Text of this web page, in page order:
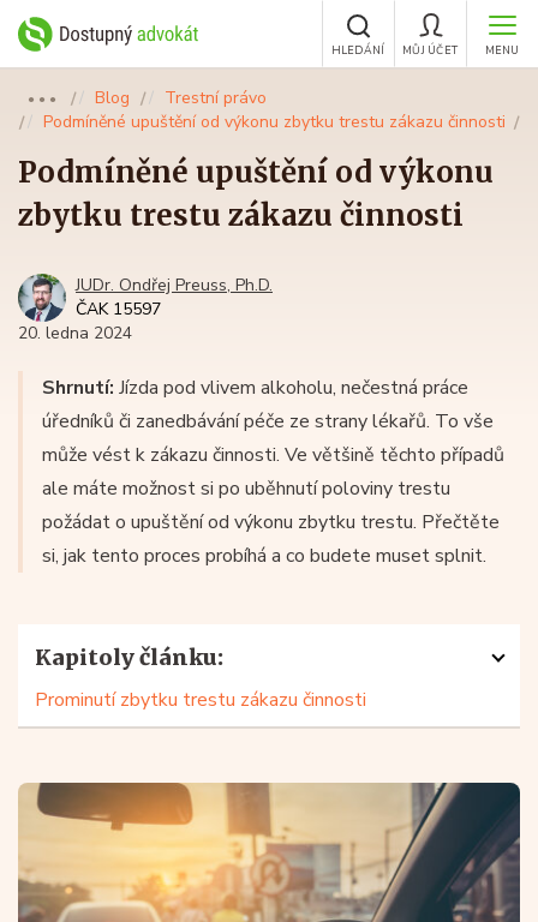
MENU
MŮJ ÚČET
HLEDÁNÍ
●●● Blog
Trestní právo
Podmíněné upuštění od výkonu zbytku trestu zákazu činnosti
Podmíněné upuštění od výkonu
zbytku trestu zákazu činnosti
JUDr. Ondřej Preuss, Ph.D.
ČAK 15597
20. ledna 2024
Shrnutí: Jízda pod vlivem alkoholu, nečestná práce
úředníků či zanedbávání péče ze strany lékařů. To vše
může vést k zákazu činnosti. Ve většině těchto případů
ale máte možnost si po uběhnutí poloviny trestu
požádat o upuštění od výkonu zbytku trestu. Přečtěte
si, jak tento proces probíhá a co budete muset splnit.
Kapitoly článku:
Prominutí zbytku trestu zákazu činnosti